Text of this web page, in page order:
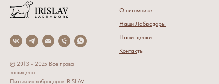
© 2013 - 2025 Все права
защищены
Питомник лабрадоров IRISLAV
О питомнике
Наши Лабрадоры
Наши щенки
Контакты